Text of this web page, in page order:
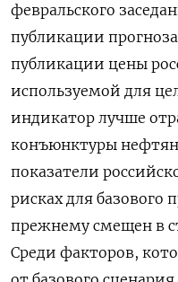
февральского
публикации
публикации цены
используемой для
индикатор лучше
конъюнктуры
показатели
рисках для базового
прежнему смещен в
Среди факторов,